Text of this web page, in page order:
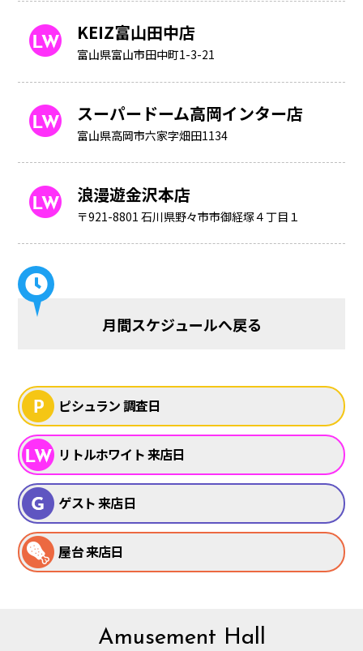
HOME
KEIZ富山田中店
富山県富山市田中町1-3-21
スーパードーム高岡インター店
富山県高岡市六家字畑田1134
浪漫遊金沢本店
〒921-8801 石川県野々市市御経塚４丁目１
月間スケジュールへ戻る
ピシュラン 調査日
リトルホワイト 来店日
ゲスト 来店日
屋台 来店日
Amusement Hall